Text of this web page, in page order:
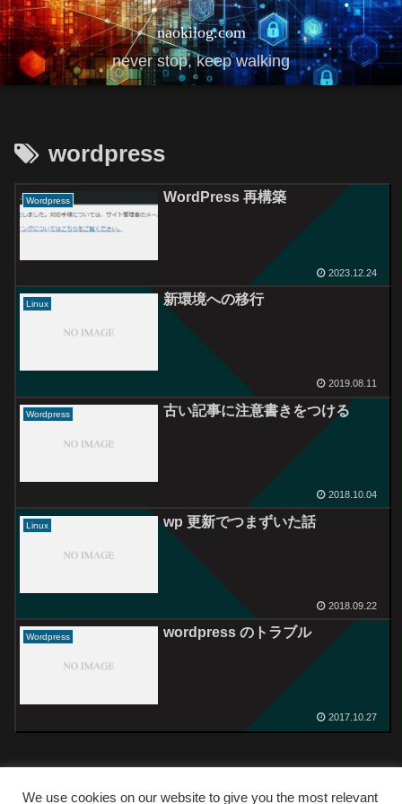
naokilog.com
never stop, keep walking
wordpress
Wordpress WordPress 再構築
2023.12.24
Linux 新環境への移行
2019.08.11
Wordpress 古い記事に注意書きをつける
2018.10.04
Linux wp 更新でつまずいた話
2018.09.22
Wordpress wordpress のトラブル
2017.10.27
We use cookies on our website to give you the most relevant